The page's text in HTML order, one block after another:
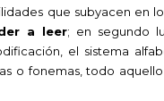
que subyacen
a leer; en segundo
el sistema
o fonemas, todo